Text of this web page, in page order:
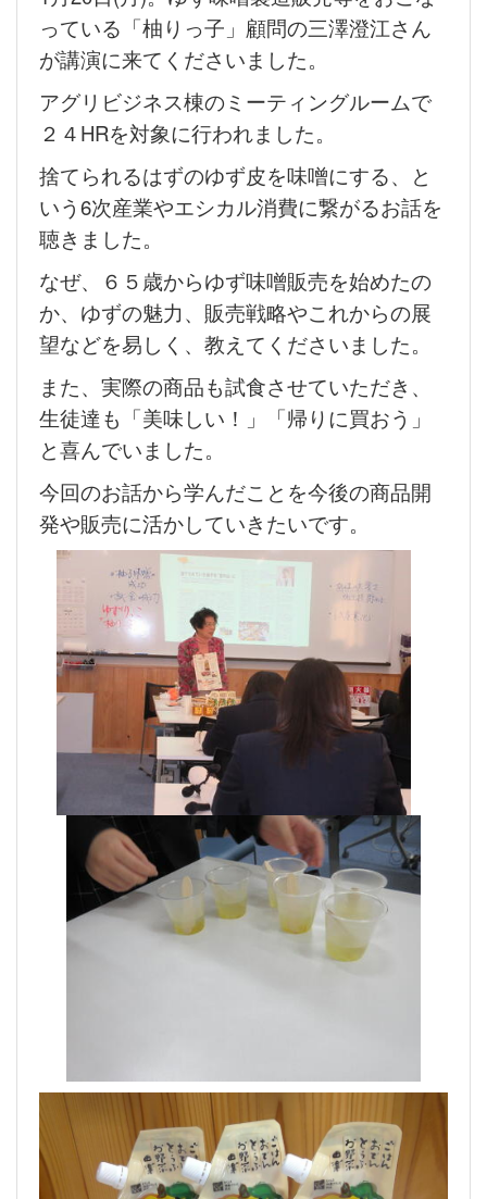
っている「柚りっ子」顧問の三澤澄江さん
が講演に来てくださいました。
アグリビジネス棟のミーティングルームで
２４HRを対象に行われました。
捨てられるはずのゆず皮を味噌にする、と
いう6次産業やエシカル消費に繋がるお話を
聴きました。
なぜ、６５歳からゆず味噌販売を始めたの
か、ゆずの魅力、販売戦略やこれからの展
望などを易しく、教えてくださいました。
また、実際の商品も試食させていただき、
生徒達も「美味しい！」「帰りに買おう」
と喜んでいました。
今回のお話から学んだことを今後の商品開
発や販売に活かしていきたいです。